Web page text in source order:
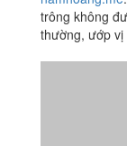
trông không
thường, ướp